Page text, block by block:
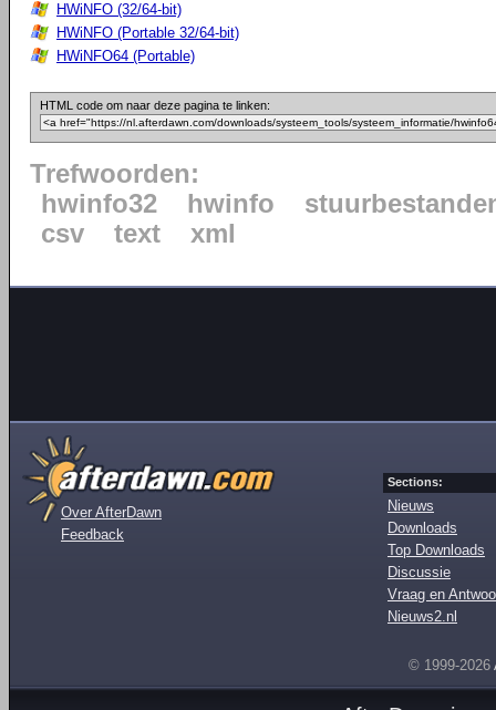
HWiNFO (32/64-bit)
HWiNFO (Portable 32/64-bit)
HWiNFO64 (Portable)
HTML code om naar deze pagina te linken:
Trefwoorden:
hwinfo32
hwinfo
csv
text xml
Over AfterDawn
Feedback
Sections:
Nieuws
Downloads
Top Downloads
Discussie
Vraag en
Nieuws2.nl
© 1999-2026